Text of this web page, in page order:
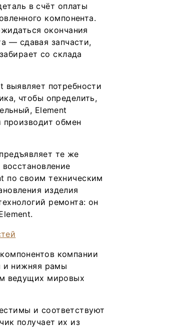
в счёт оплаты
компонента.
окончания
— сдавая запчасти,
со склада
выявляет потребности
чтобы определить,
Element
производит обмен
те же
по своим техническим
изделия
ремонта: он
компании
и нижняя рамы
ведущих мировых
и соответствуют
получает их из